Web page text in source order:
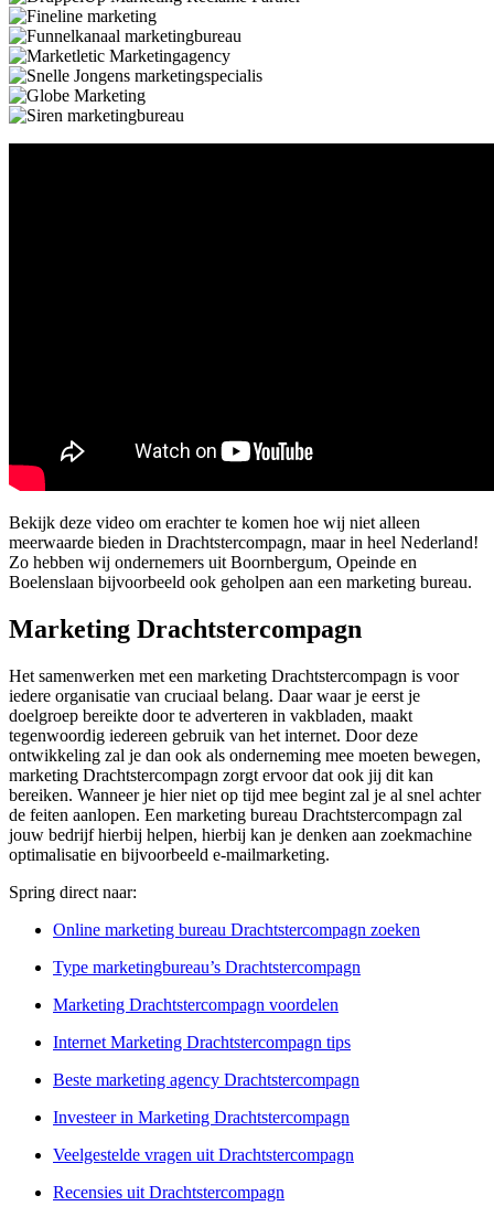
Bekijk deze video om erachter te komen hoe wij niet alleen
meerwaarde bieden in Drachtstercompagn, maar in heel Nederland!
Zo hebben wij ondernemers uit Boornbergum, Opeinde en
Boelenslaan bijvoorbeeld ook geholpen aan een marketing bureau.
Marketing Drachtstercompagn
Het samenwerken met een marketing Drachtstercompagn is voor
iedere organisatie van cruciaal belang. Daar waar je eerst je
doelgroep bereikte door te adverteren in vakbladen, maakt
tegenwoordig iedereen gebruik van het internet. Door deze
ontwikkeling zal je dan ook als onderneming mee moeten bewegen,
marketing Drachtstercompagn zorgt ervoor dat ook jij dit kan
bereiken. Wanneer je hier niet op tijd mee begint zal je al snel achter
de feiten aanlopen. Een marketing bureau Drachtstercompagn zal
jouw bedrijf hierbij helpen, hierbij kan je denken aan zoekmachine
optimalisatie en bijvoorbeeld e-mailmarketing.
Spring direct naar:
Online marketing bureau Drachtstercompagn zoeken
Type marketingbureau’s Drachtstercompagn
Marketing Drachtstercompagn voordelen
Internet Marketing Drachtstercompagn tips
Beste marketing agency Drachtstercompagn
Investeer in Marketing Drachtstercompagn
Veelgestelde vragen uit Drachtstercompagn
Recensies uit Drachtstercompagn